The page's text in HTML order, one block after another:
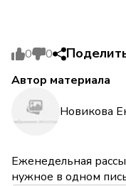
0 0
Автор материала
Новикова
Еженедельная
нужное в одном